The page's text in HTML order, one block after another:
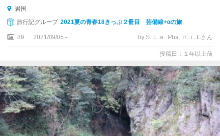
代
)
・
上
関
錦
帯
橋
岩国
旅行記グループ 2021夏の青春18きっぷ２冊目 芸備線+αの旅
89 2021/09/05～ by S...t...e...Pha...n...i...Eさん
投稿日：１年以上前